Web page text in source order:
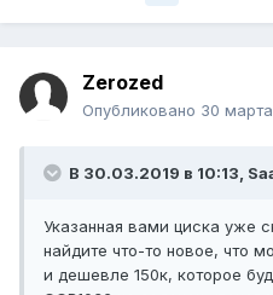
Zerozed
Опубликовано 30
В 30.03.2019 в 10:13,
Указанная вами циска уже
найдите что-то новое, что
и дешевле 150к, которое